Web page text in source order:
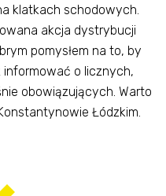
klatkach schodowych.
akcja dystrybucji
pomysłem na to, by
informować o licznych,
obowiązujących. Warto
Łódzkim.